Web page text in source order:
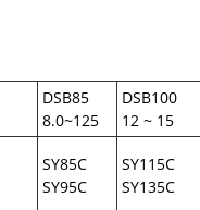
DSB85
8.0~125
DSB100
12 ~ 15
SY85C
SY95C
SY115C
SY135C